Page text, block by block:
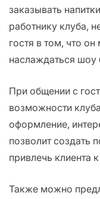
заказывать
работнику клуба,
гостя в том, что
наслаждаться шоу
При общении с
возможности
оформление,
позволит создать
привлечь клиента
Также можно